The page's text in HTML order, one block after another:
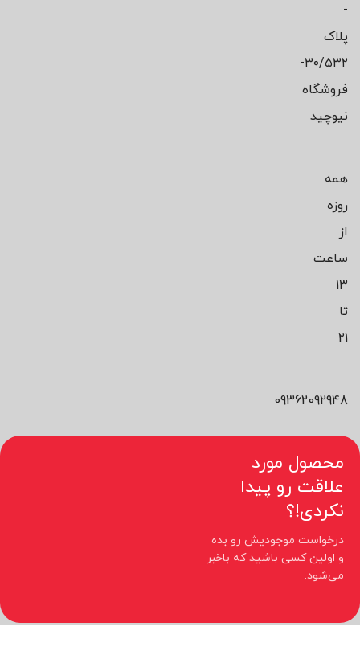
-
پلاک
۳۰/۵۳۲-
فروشگاه
نیوچید
همه
روزه
از
ساعت
13
تا
21
09362092948
محصول مورد
علاقت رو پیدا
نکردی!؟
درخواست موجودیش رو بده
و اولین کسی باشید که باخبر
می‌شود.